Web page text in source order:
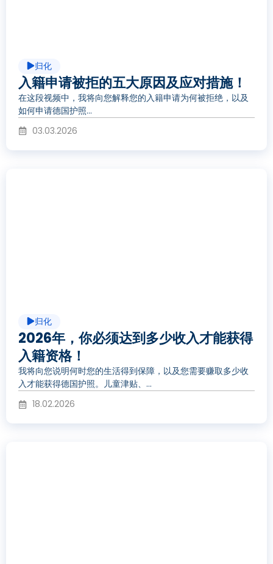
频
归化
入籍申请被拒的五大原因及应对措施！
在这段视频中，我将向您解释您的入籍申请为何被拒绝，以及
如何申请德国护照...
03.03.2026
频
归化
2026年，你必须达到多少收入才能获得
入籍资格！
我将向您说明何时您的生活得到保障，以及您需要赚取多少收
入才能获得德国护照。儿童津贴、...
18.02.2026